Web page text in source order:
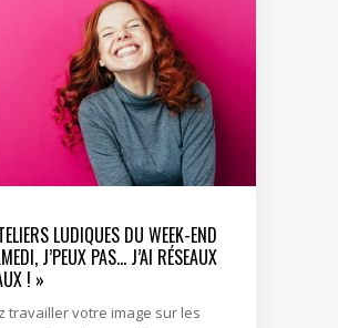
LUDIQUES DU WEEK-END
J’PEUX PAS… J’AI RÉSEAUX
! »
travailler votre image sur les